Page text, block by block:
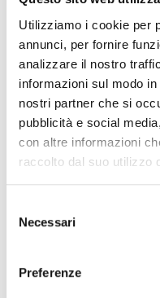
Utilizziamo i cookie per
annunci, per fornire
analizzare il nostro
informazioni sul modo
nostri partner che si
pubblicità e social
con altre informazioni
raccolto dal suo utilizzo
delNecessari
Preferenze
Numero di bagni:3
Numero letti:8
La
visitare in ogni angolo